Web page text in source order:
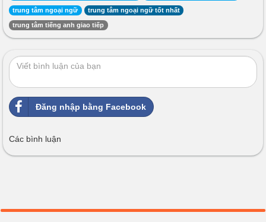
trung tâm ngoại ngữ trung tâm ngoại ngữ tốt nhất
trung tâm tiếng anh giao tiếp
Đăng nhập bằng Facebook
Các bình luận